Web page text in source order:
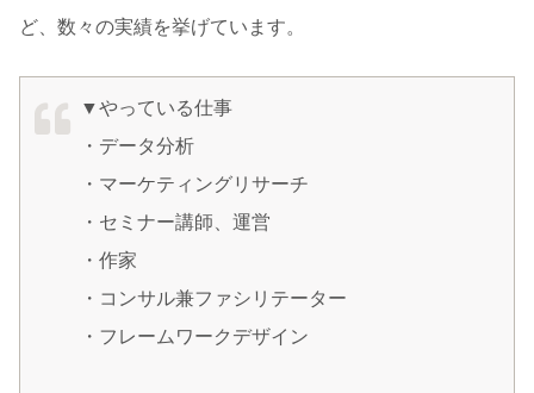
ど、数々の実績を挙げています。
▼やっている仕事
・データ分析
・マーケティングリサーチ
・セミナー講師、運営
・作家
・コンサル兼ファシリテーター
・フレームワークデザイン